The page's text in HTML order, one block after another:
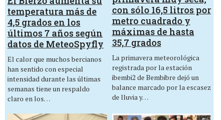
temperatura más de
4,5 grados en los
últimos 7 años según
datos de MeteoSpyfly
El calor que muchos bercianos
han sentido con especial
intensidad durante las últimas
semanas tiene un respaldo
claro en los…
con sólo 16,5 litros por
metro cuadrado y
máximas de hasta
35,7 grados
La primavera meteorológica
registrada por la estación
ibembi2 de Bembibre dejó un
balance marcado por la escasez
de lluvia y…